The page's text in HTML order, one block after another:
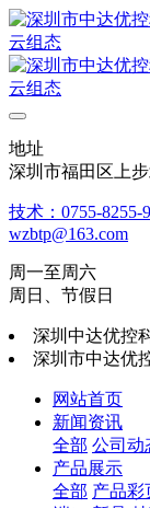
地址
深圳市福田区上
技术：0755-8255-
wzbtp@163.com
周一至周六
周日、节假日
深圳中达优控
深圳市中达优
网站首页
新闻资讯
全部 公司动
产品展示
全部 产品彩